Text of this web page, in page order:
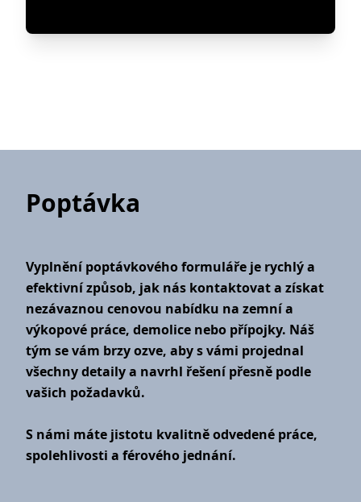
Poptávka
Vyplnění poptávkového formuláře je rychlý a
efektivní způsob, jak nás kontaktovat a získat
nezávaznou cenovou nabídku na zemní a
výkopové práce, demolice nebo přípojky. Náš
tým se vám brzy ozve, aby s vámi projednal
všechny detaily a navrhl řešení přesně podle
vašich požadavků.
S námi máte jistotu kvalitně odvedené práce,
spolehlivosti a férového jednání.